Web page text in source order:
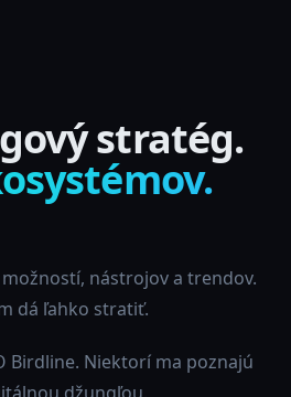
stratég.
nástrojov a trendov.
dá ľahko stratiť.
Birdline. Niektorí ma poznajú